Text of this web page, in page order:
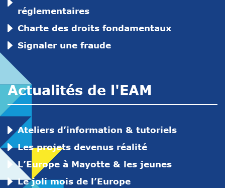
réglementaires
Charte des droits fondamentaux
Signaler une fraude
Actualités de l'EAM
Ateliers d’information & tutoriels
Les projets devenus réalité
L’Europe à Mayotte & les jeunes
Le joli mois de l’Europe